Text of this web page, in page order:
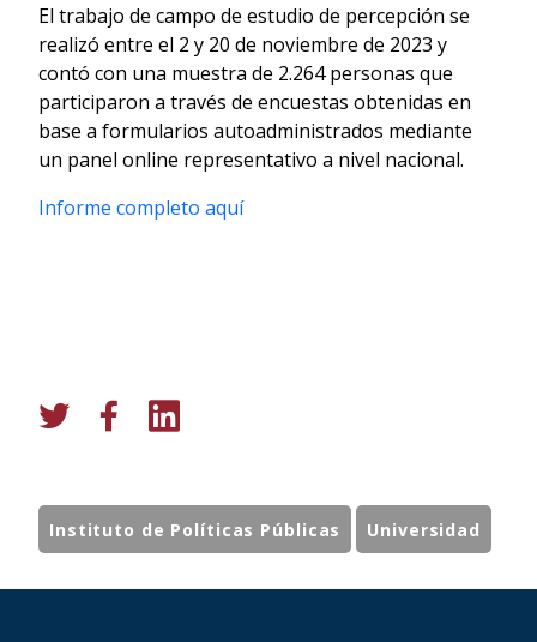
El trabajo de campo de estudio de percepción se
realizó entre el 2 y 20 de noviembre de 2023 y
contó con una muestra de 2.264 personas que
participaron a través de encuestas obtenidas en
base a formularios autoadministrados mediante
un panel online representativo a nivel nacional.
Informe completo aquí
Instituto de Políticas Públicas Universidad